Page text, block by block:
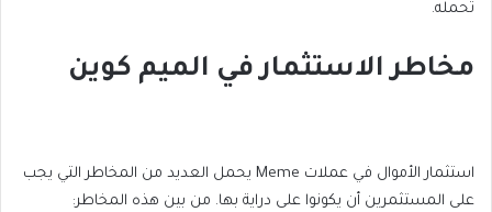
تحمله.
مخاطر الاستثمار في الميم كوين
استثمار الأموال في عملات Meme يحمل العديد من المخاطر التي يجب
على المستثمرين أن يكونوا على دراية بها. من بين هذه المخاطر: